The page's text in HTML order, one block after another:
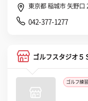
東京都 稲城市 矢野口
042-377-1277
ゴルフスタジオ５
ゴルフ練